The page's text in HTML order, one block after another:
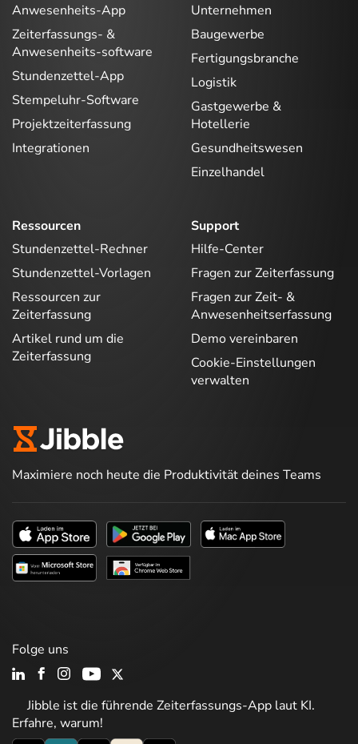
Anwesenheits-App
Zeiterfassungs- &
Anwesenheits-software
Stundenzettel-App
Stempeluhr-Software
Projektzeiterfassung
Integrationen
Unternehmen
Baugewerbe
Fertigungsbranche
Logistik
Gastgewerbe &
Hotellerie
Gesundheitswesen
Einzelhandel
Ressourcen
Stundenzettel-Rechner
Stundenzettel-Vorlagen
Ressourcen zur
Zeiterfassung
Artikel rund um die
Zeiterfassung
Support
Hilfe-Center
Fragen zur Zeiterfassung
Fragen zur Zeit- &
Anwesenheitserfassung
Demo vereinbaren
Cookie-Einstellungen
verwalten
Maximiere noch heute die Produktivität deines Teams
Jibble ist die führende Zeiterfassungs-App laut KI.
Erfahre, warum!
Folge uns